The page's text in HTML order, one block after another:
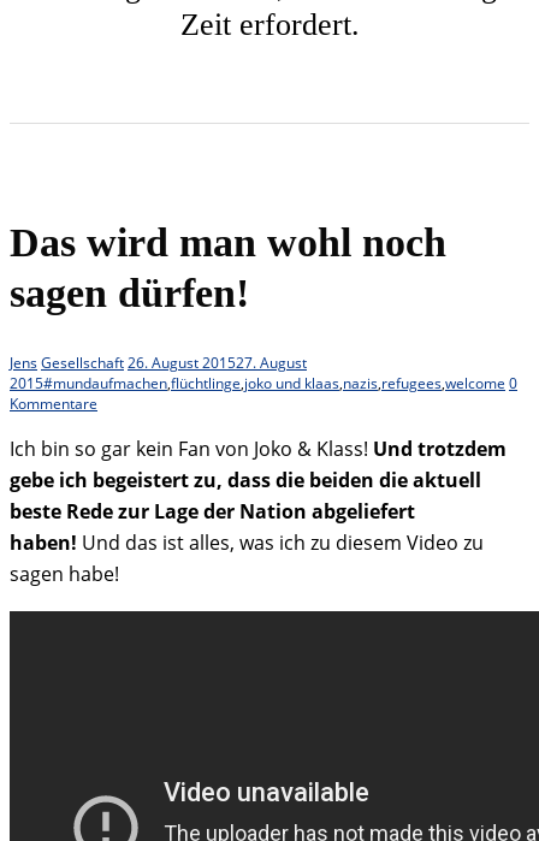
Zeit erfordert.
Das wird man wohl noch
sagen dürfen!
JensGesellschaft26. August 201527. August
2015#mundaufmachen,flüchtlinge,joko und klaas,nazis,refugees,welcome 0
Kommentare
Ich bin so gar kein Fan von Joko & Klass! Und trotzdem
gebe ich begeistert zu, dass die beiden die aktuell
beste Rede zur Lage der Nation abgeliefert
haben! Und das ist alles, was ich zu diesem Video zu
sagen habe!